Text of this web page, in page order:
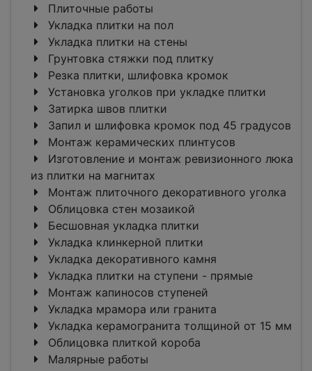
Плиточные работы
Укладка плитки на пол
Укладка плитки на стены
Грунтовка стяжки под плитку
Резка плитки, шлифовка кромок
Установка уголков при укладке плитки
Затирка швов плитки
Запил и шлифовка кромок под 45 градусов
Монтаж керамических плинтусов
Изготовление и монтаж ревизионного люка
из плитки на магнитах
Монтаж плиточного декоративного уголка
Облицовка стен мозаикой
Бесшовная укладка плитки
Укладка клинкерной плитки
Укладка декоративного камня
Укладка плитки на ступени - прямые
Монтаж капиносов ступеней
Укладка мрамора или гранита
Укладка керамогранита толщиной от 15 мм
Облицовка плиткой короба
Малярные работы